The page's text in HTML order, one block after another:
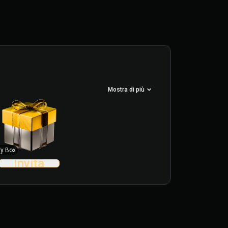
Mostra di più
Box
Invita